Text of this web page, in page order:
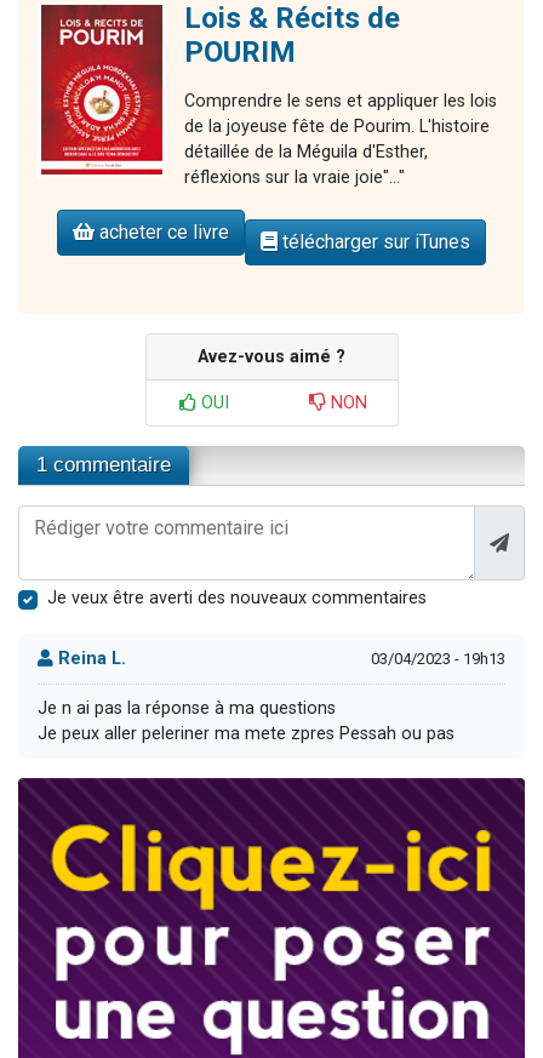
Lois & Récits de
POURIM
Comprendre le sens et appliquer les lois
de la joyeuse fête de Pourim. L'histoire
détaillée de la Méguila d'Esther,
réflexions sur la vraie joie"..."
acheter ce livre télécharger sur iTunes
Avez-vous aimé ?
OUI NON
1 commentaire
Je veux être averti des nouveaux commentaires
Reina L. 03/04/2023 - 19h13
Je n ai pas la réponse à ma questions
Je peux aller peleriner ma mete zpres Pessah ou pas